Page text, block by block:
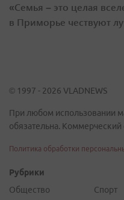
«Семья – это целая
в Приморье чествуют
© 1997 - 2026 VLADNEWS
При любом использовании
обязательна.
Политика обработки
Рубрики
Общество
Спорт